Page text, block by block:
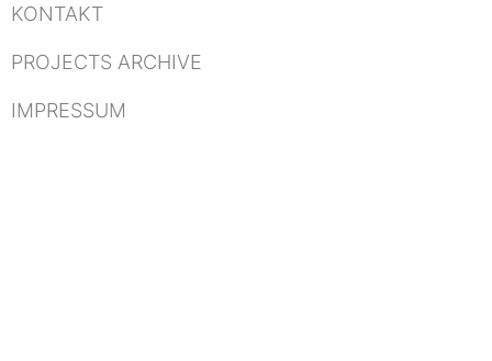
KONTAKT
PROJECTS ARCHIVE
IMPRESSUM